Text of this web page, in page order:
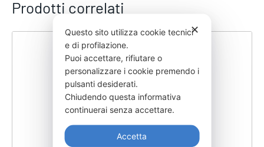
Prodotti correlati
✕
Questo sito utilizza cookie tecnici
e di profilazione.
Puoi accettare, rifiutare o
personalizzare i cookie premendo i
pulsanti desiderati.
Chiudendo questa informativa
continuerai senza accettare.
Accetta